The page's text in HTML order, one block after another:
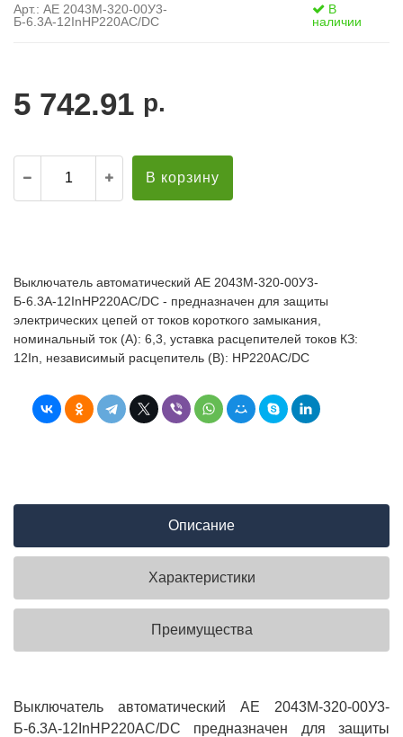
Арт.: АЕ 2043М-320-00У3-
Б-6.3А-12InНР220AC/DC
В
наличии
5 742.91 р.
В корзину
Выключатель автоматический АЕ 2043М-320-00У3-
Б-6.3А-12InНР220AC/DC - предназначен для защиты
электрических цепей от токов короткого замыкания,
номинальный ток (А): 6,3, уставка расцепителей токов КЗ:
12In, независимый расцепитель (В): НР220AC/DC
Описание
Характеристики
Преимущества
Выключатель автоматический АЕ 2043М-320-00У3-
Б-6.3А-12InНР220AC/DC предназначен для защиты